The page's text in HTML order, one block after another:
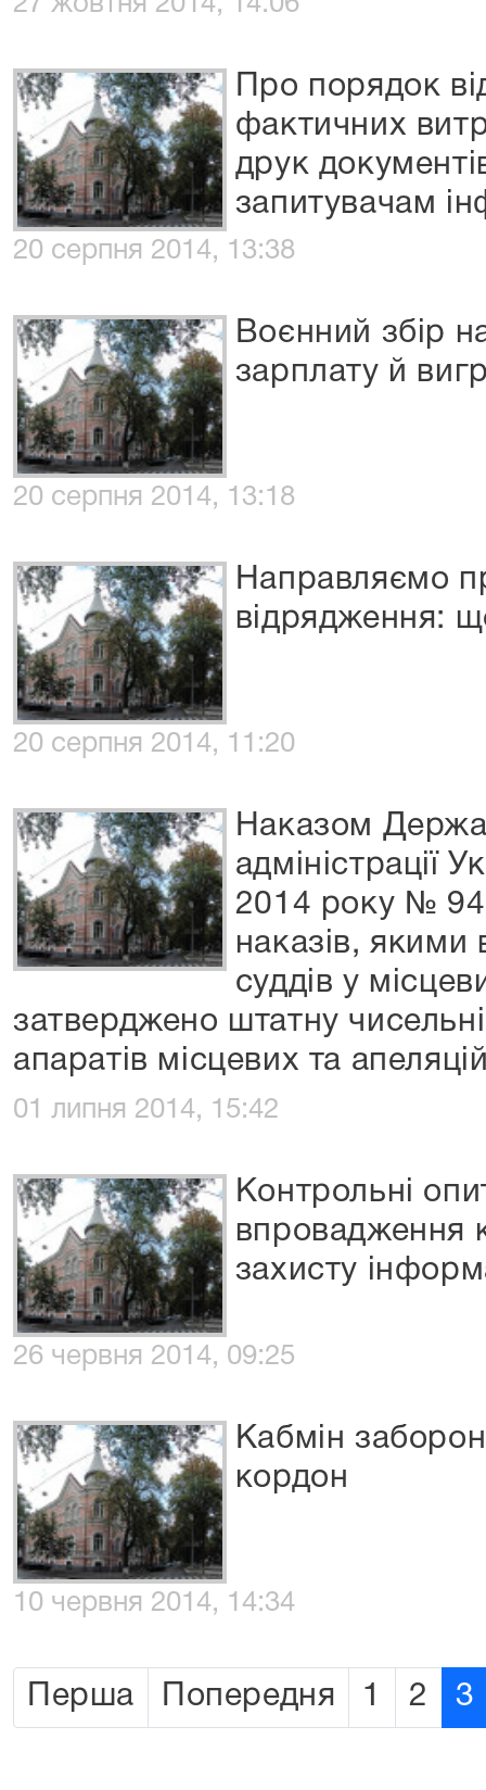
Про порядок
фактичних
друк
запитувачам
20 серпня 2014, 13:38
Воєнний збір
зарплату й
20 серпня 2014, 13:18
Направляємо
відрядження:
20 серпня 2014, 11:20
Наказом
адміністрації
2014 року № 94
наказів, якими
суддів у
затверджено штатну
апаратів місцевих та
01 липня 2014, 15:42
Контрольні
впровадження
захисту
26 червня 2014, 09:25
Кабмін
кордон
10 червня 2014, 14:34
Перша Попередня 1 2 3